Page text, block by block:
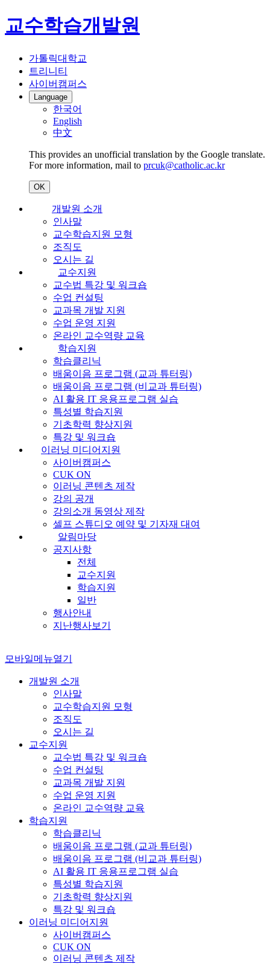
교수학습개발원
가톨릭대학교
트리니티
사이버캠퍼스
Language
한국어
English
中文
This provides an unofficial translation by the Google translate.
For more information, mail to prcuk@catholic.ac.kr
OK
개발원 소개
인사말
교수학습지원 모형
조직도
오시는 길
교수지원
교수법 특강 및 워크숍
수업 컨설팅
교과목 개발 지원
수업 운영 지원
온라인 교수역량 교육
학습지원
학습클리닉
배움이음 프로그램 (교과 튜터링)
배움이음 프로그램 (비교과 튜터링)
AI 활용 IT 응용프로그램 실습
특성별 학습지원
기초학력 향상지원
특강 및 워크숍
이러닝 미디어지원
사이버캠퍼스
CUK ON
이러닝 콘텐츠 제작
강의 공개
강의소개 동영상 제작
셀프 스튜디오 예약 및 기자재 대여
알림마당
공지사항
전체
교수지원
학습지원
일반
행사안내
지난행사보기
모바일메뉴열기
개발원 소개
인사말
교수학습지원 모형
조직도
오시는 길
교수지원
교수법 특강 및 워크숍
수업 컨설팅
교과목 개발 지원
수업 운영 지원
온라인 교수역량 교육
학습지원
학습클리닉
배움이음 프로그램 (교과 튜터링)
배움이음 프로그램 (비교과 튜터링)
AI 활용 IT 응용프로그램 실습
특성별 학습지원
기초학력 향상지원
특강 및 워크숍
이러닝 미디어지원
사이버캠퍼스
CUK ON
이러닝 콘텐츠 제작